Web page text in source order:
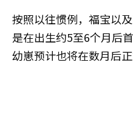
按照以往惯例，福宝以
是在出生约5至6个月后
幼崽预计也将在数月后正